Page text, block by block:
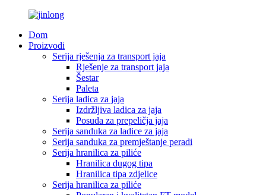
Dom
Proizvodi
Serija rješenja za transport jaja
Rješenje za transport jaja
Šestar
Paleta
Serija ladica za jaja
Izdržljiva ladica za jaja
Posuda za prepeličja jaja
Serija sanduka za ladice za jaja
Serija sanduka za premještanje peradi
Serija hranilica za piliće
Hranilica dugog tipa
Hranilica tipa zdjelice
Serija hranilica za piliće